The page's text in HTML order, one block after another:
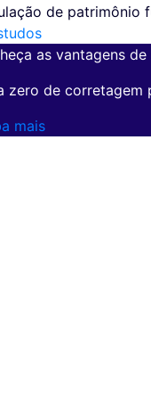
de patrimônio
as vantagens de
zero de corretagem
mais